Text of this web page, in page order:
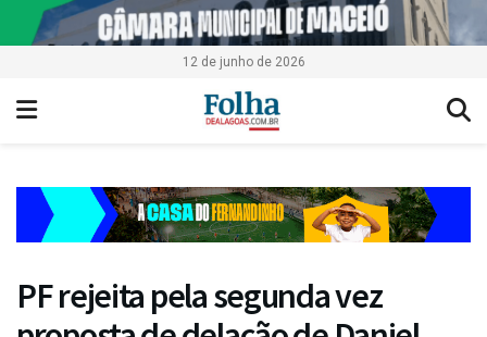
12 de junho de 2026
PF rejeita pela segunda vez